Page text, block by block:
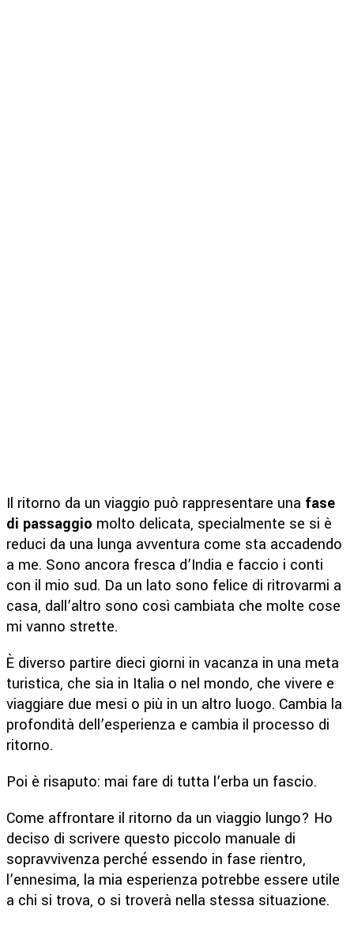
Il ritorno da un viaggio può rappresentare una fase
di passaggio molto delicata, specialmente se si è
reduci da una lunga avventura come sta accadendo
a me. Sono ancora fresca d’India e faccio i conti
con il mio sud. Da un lato sono felice di ritrovarmi a
casa, dall’altro sono così cambiata che molte cose
mi vanno strette.
È diverso partire dieci giorni in vacanza in una meta
turistica, che sia in Italia o nel mondo, che vivere e
viaggiare due mesi o più in un altro luogo. Cambia la
profondità dell’esperienza e cambia il processo di
ritorno.
Poi è risaputo: mai fare di tutta l’erba un fascio.
Come affrontare il ritorno da un viaggio lungo? Ho
deciso di scrivere questo piccolo manuale di
sopravvivenza perché essendo in fase rientro,
l’ennesima, la mia esperienza potrebbe essere utile
a chi si trova, o si troverà nella stessa situazione.